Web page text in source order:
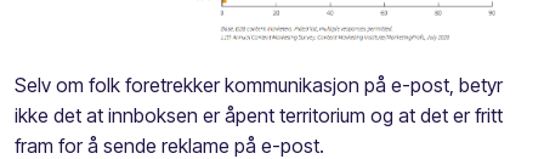
Selv om folk foretrekker kommunikasjon på e-post, betyr
ikke det at innboksen er åpent territorium og at det er fritt
fram for å sende reklame på e-post.